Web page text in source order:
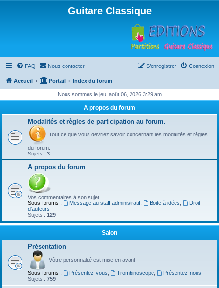
Guitare Classique
FAQ Nous contacter Connexion
S’enregistrer
Accueil Portail Index du forum
Nous sommes le jeu. août 06, 2026 3:29 am
A propos du forum
Modalités et règles de participation au forum.
Tout ce que vous devriez savoir concernant les modalités et règles
du forum.
Sujets : 3
A propos du forum
Vos commentaires à son sujet
Sous-forums :
Message au staff administratif, Boite à idées
Droit
d'auteurs
Sujets : 129
Salon
Présentation
Vôtre personnalité est mise en avant
Sous-forums : Présentez-vous Trombinoscope,
Présentez-nous
Sujets : 759